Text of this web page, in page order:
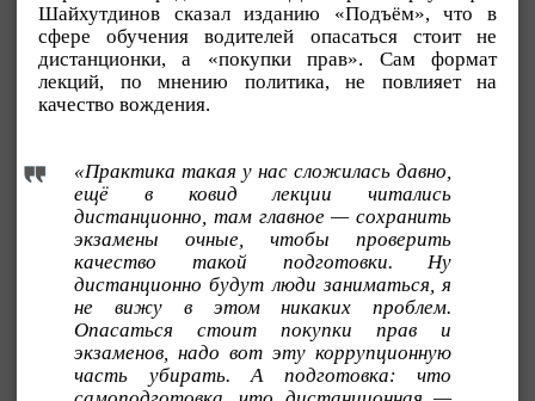
Шайхутдинов сказал изданию «Подъём», что в
сфере обучения водителей опасаться стоит не
дистанционки, а «покупки прав». Сам формат
лекций, по мнению политика, не повлияет на
качество вождения.
«Практика такая у нас сложилась давно,
ещё в ковид лекции читались
дистанционно, там главное — сохранить
экзамены очные, чтобы проверить
качество такой подготовки. Ну
дистанционно будут люди заниматься, я
не вижу в этом никаких проблем.
Опасаться стоит покупки прав и
экзаменов, надо вот эту коррупционную
часть убирать. А подготовка: что